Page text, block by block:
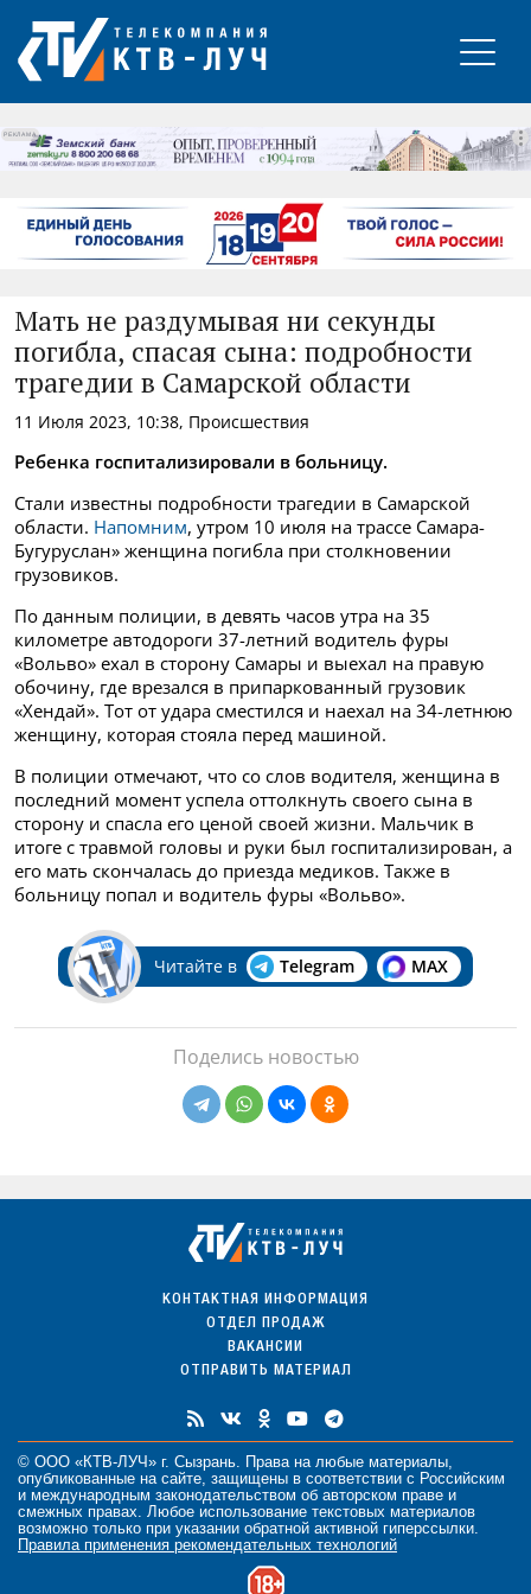
РЕКЛАМА
Мать не раздумывая ни секунды
погибла, спасая сына: подробности
трагедии в Самарской области
11 Июля 2023, 10:38, Происшествия
Ребенка госпитализировали в больницу.
Стали известны подробности трагедии в Самарской
области. Напомним, утром 10 июля на трассе Самара-
Бугуруслан» женщина погибла при столкновении
грузовиков.
По данным полиции, в девять часов утра на 35
километре автодороги 37-летний водитель фуры
«Вольво» ехал в сторону Самары и выехал на правую
обочину, где врезался в припаркованный грузовик
«Хендай». Тот от удара сместился и наехал на 34-летнюю
женщину, которая стояла перед машиной.
В полиции отмечают, что со слов водителя, женщина в
последний момент успела оттолкнуть своего сына в
сторону и спасла его ценой своей жизни. Мальчик в
итоге с травмой головы и руки был госпитализирован, а
его мать скончалась до приезда медиков. Также в
больницу попал и водитель фуры «Вольво».
Читайте в Telegram MAX
Поделись новостью
КОНТАКТНАЯ ИНФОРМАЦИЯ
ОТДЕЛ ПРОДАЖ
ВАКАНСИИ
ОТПРАВИТЬ МАТЕРИАЛ
© ООО «КТВ-ЛУЧ» г. Сызрань. Права на любые материалы
опубликованные на сайте, защищены в соответствии с Российским
и международным законодательством об авторском праве и
смежных правах. Любое использование текстовых материалов
возможно только при указании обратной активной гиперссылки.
Правила применения рекомендательных технологий